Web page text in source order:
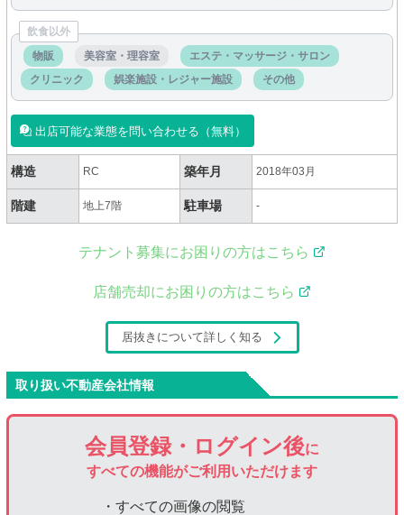
飲食以外
物販
美容室・理容室
エステ・マッサージ・サロン
クリニック
娯楽施設・レジャー施設 その他
出店可能な業態を問い合わせる（無料）
構造 RC 築年月 2018年03月
階建 地上7階 駐車場 -
テナント募集にお困りの方はこちら
店舗売却にお困りの方はこちら
居抜きについて詳しく知る
取り扱い不動産会社情報
会員登録・ログイン後に
すべての機能がご利用いただけます
・すべての画像の閲覧